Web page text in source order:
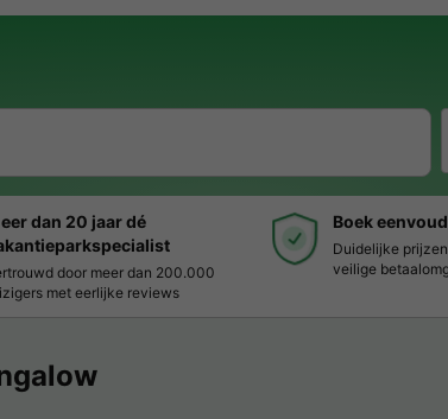
dan 20 jaar dé
door meer dan 200.000
met eerlijke reviews
Boek
Duidelijke
veilige